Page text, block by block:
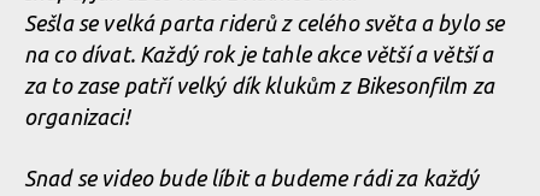
Sešla se velká parta riderů z celého světa a bylo se
na co dívat. Každý rok je tahle akce větší a větší a
za to zase patří velký dík klukům z Bikesonfilm za
organizaci!
Snad se video bude líbit a budeme rádi za každý